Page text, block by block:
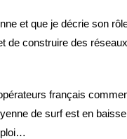
et que je décrie son
de construire des
français
de surf est en